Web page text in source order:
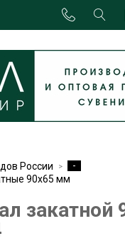
России
-
90х65 мм
закатной